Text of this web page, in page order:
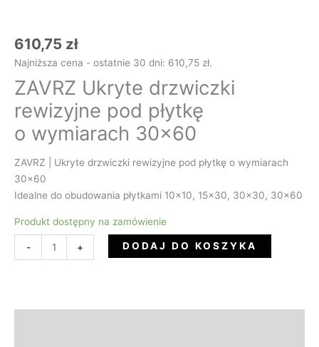
610,75 zł
Najniższa cena - ostatnie 30 dni: 610,75 zł.
ZAVRZ Ukryte drzwiczki
rewizyjne pod płytkę
o wymiarach 30×60
ZAVRZ | Ukryte drzwiczki rewizyjne pod płytkę o wymiarach
30×60
Idealne do obudowania płytkami 10×10, 15×30, 30×30, 30×60
Produkt dostępny na zamówienie
- + DODAJ DO KOSZYKA